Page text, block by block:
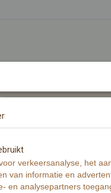
in vaas.
bevat rechte
Illustratie is gemaakt met
verkeersanalyse, het
van informatie en
en analysepartners